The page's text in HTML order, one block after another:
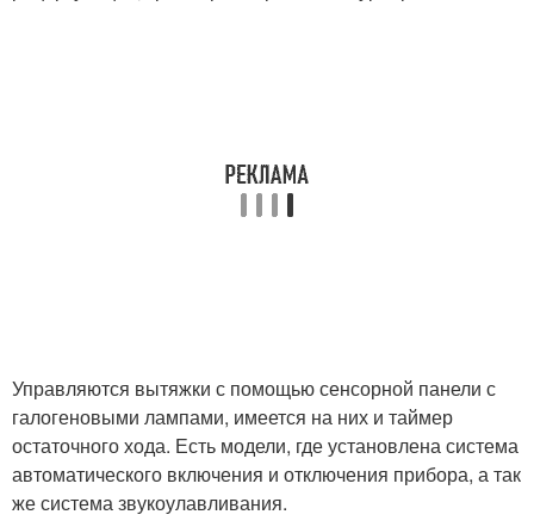
Управляются вытяжки с помощью сенсорной панели с
галогеновыми лампами, имеется на них и таймер
остаточного хода. Есть модели, где установлена система
автоматического включения и отключения прибора, а так
же система звукоулавливания.